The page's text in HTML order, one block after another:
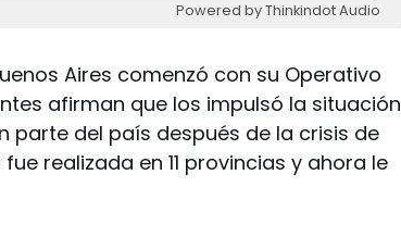
Powered by Thinkindot Audio
Aires comenzó con su Operativo
afirman que los impulsó la situación
del país después de la crisis de
realizada en 11 provincias y ahora le